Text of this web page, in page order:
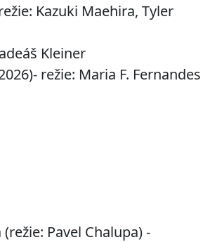
Kazuki Maehira, Tyler
Kleiner
režie: Maria F. Fernandes
Pavel Chalupa) -